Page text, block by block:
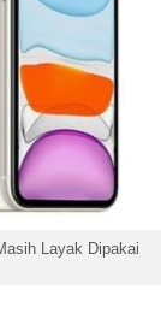
Layak Dipakai